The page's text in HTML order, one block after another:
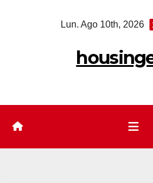
Lun. Ago 10th, 2026